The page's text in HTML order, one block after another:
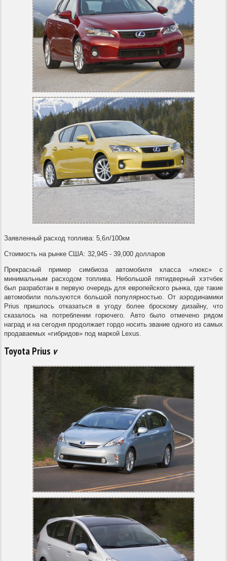
Заявленный расход топлива: 5,6л/100км
Стоимость на рынке США: 32,945 - 39,000 долларов
Прекрасный пример симбиоза автомобиля класса «люкс» с
минимальным расходом топлива. Небольшой пятидверный хэтчбек
был разработан в первую очередь для европейского рынка, где такие
автомобили пользуются большой популярностью. От аэродинамики
Prius пришлось отказаться в угоду более броскому дизайну, что
сказалось на потреблении горючего. Авто было отмечено рядом
наград и на сегодня продолжает гордо носить звание одного из самых
продаваемых «гибридов» под маркой Lexus.
Toyota Prius v